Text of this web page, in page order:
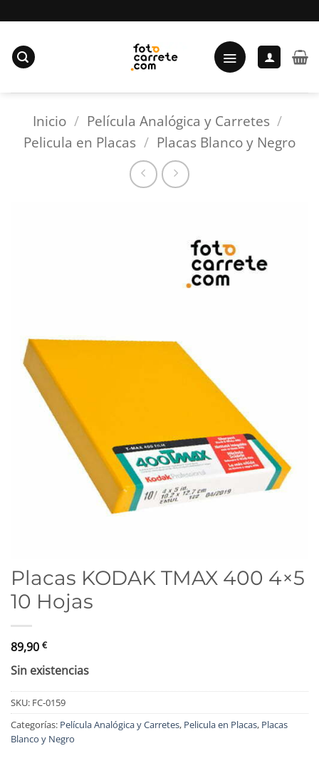
al
contenido
Inicio / Película Analógica y Carretes /
Pelicula en Placas / Placas Blanco y Negro
Placas KODAK TMAX 400 4×5
10 Hojas
89,90 €
Sin existencias
SKU: FC-0159
Categorías: Película Analógica y Carretes, Pelicula en Placas, Placas
Blanco y Negro